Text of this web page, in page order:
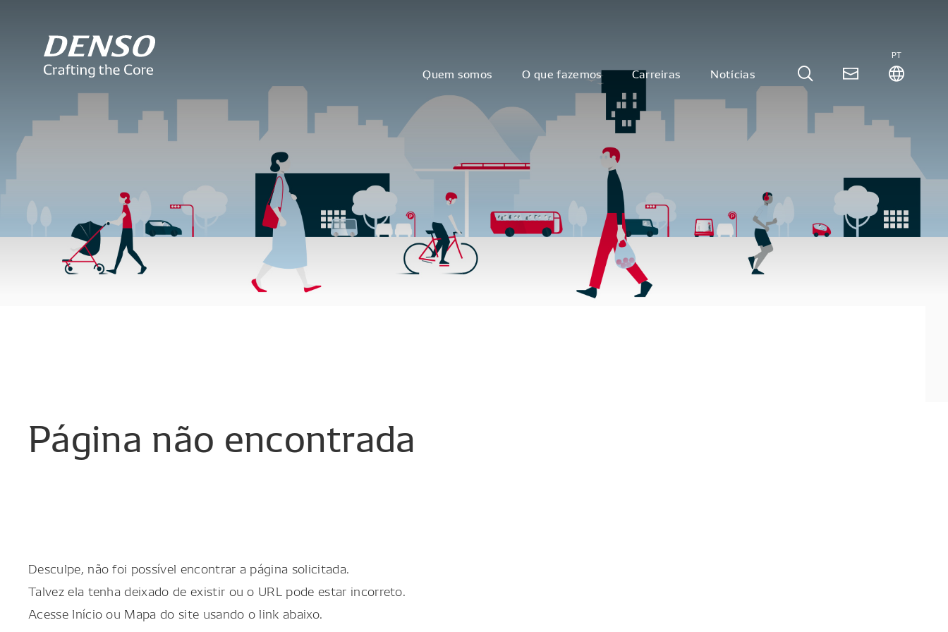
Quem somos O que fazemos Carreiras Notícias
PT
Página não encontrada
Desculpe, não foi possível encontrar a página solicitada.
Talvez ela tenha deixado de existir ou o URL pode estar incorreto.
Acesse Início ou Mapa do site usando o link abaixo.